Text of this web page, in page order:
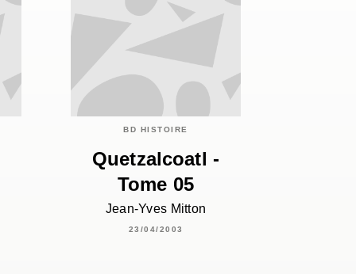
BD HISTOIRE
Quetzalcoatl -
Tome 05
Jean-Yves Mitton
23/04/2003